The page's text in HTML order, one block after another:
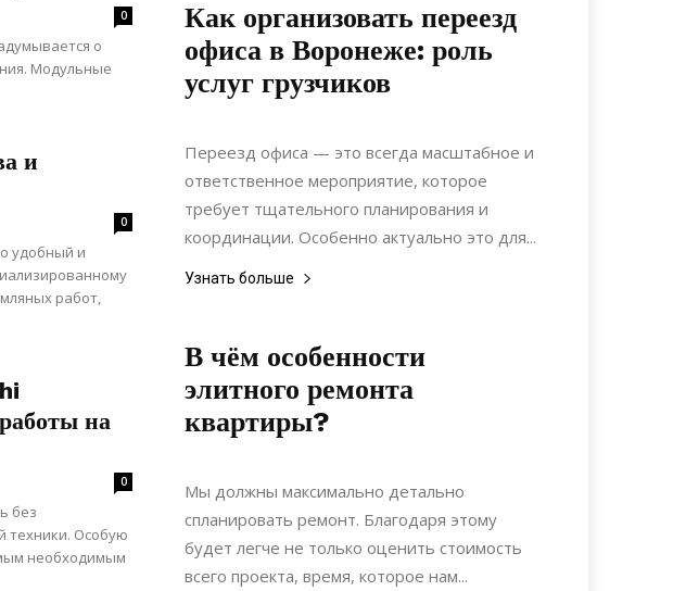
0
о
Модульные
и
0
удобный и
работ,
на
0
без
техники. Особую
необходимым
Как организовать переезд
офиса в Воронеже: роль
услуг грузчиков
19.07.2023
Переезд офиса — это всегда масштабное и
ответственное мероприятие, которое
требует тщательного планирования и
координации. Особенно актуально это для...
Узнать больше
В чём особенности
элитного ремонта
квартиры?
03.03.2021
Мы должны максимально детально
спланировать ремонт. Благодаря этому
будет легче не только оценить стоимость
всего проекта, время, которое нам...